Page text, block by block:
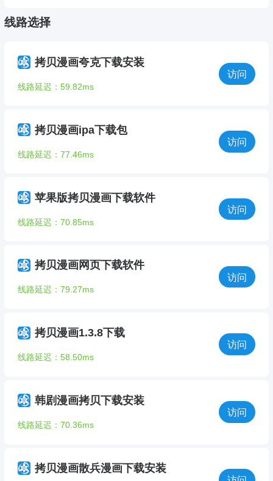
线路选择
拷贝漫画夸克下载安装
线路延迟：59.82ms
访问
拷贝漫画ipa下载包
线路延迟：77.46ms
访问
苹果版拷贝漫画下载软件
线路延迟：70.85ms
访问
拷贝漫画网页下载软件
线路延迟：79.27ms
访问
拷贝漫画1.3.8下载
线路延迟：58.50ms
访问
韩剧漫画拷贝下载安装
线路延迟：70.36ms
访问
拷贝漫画散兵漫画下载安装